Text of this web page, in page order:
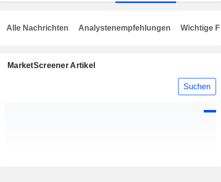
MarketScreener Artikel
Suchen
Alle Nachrichten Analystenempfehlungen Wichtige